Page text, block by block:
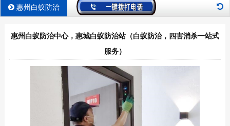
惠州白蚁防治
惠州白蚁防治中心，惠城白蚁防治站（白蚁防治，四害消杀一站式
服务）